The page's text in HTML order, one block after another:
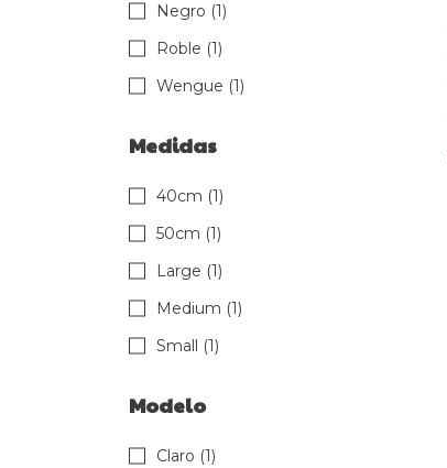
Negro (1)
Roble (1)
Wengue (1)
Medidas
40cm (1)
50cm (1)
Large (1)
Medium (1)
Small (1)
Modelo
Claro (1)